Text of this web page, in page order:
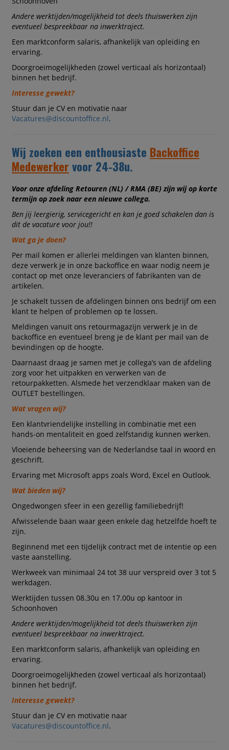
Andere werktijden/mogelijkheid tot deels thuiswerken zijn
eventueel bespreekbaar na inwerktraject.
Een marktconform salaris, afhankelijk van opleiding en
ervaring.
Doorgroeimogelijkheden (zowel verticaal als horizontaal)
binnen het bedrijf.
Interesse gewekt?
Stuur dan je CV en motivatie naar
Vacatures@discountoffice.nl.
Wij zoeken een enthousiaste Backoffice
Medewerker voor 24-38u.
Voor onze afdeling Retouren (NL) / RMA (BE) zijn wij op korte
termijn op zoek naar een nieuwe collega.
Ben jij leergierig, servicegericht en kan je goed schakelen dan is
dit de vacature voor jou!!
Wat ga je doen?
Per mail komen er allerlei meldingen van klanten binnen,
deze verwerk je in onze backoffice en waar nodig neem je
contact op met onze leveranciers of fabrikanten van de
artikelen.
Je schakelt tussen de afdelingen binnen ons bedrijf om een
klant te helpen of problemen op te lossen.
Meldingen vanuit ons retourmagazijn verwerk je in de
backoffice en eventueel breng je de klant per mail van de
bevindingen op de hoogte.
Daarnaast draag je samen met je collega’s van de afdeling
zorg voor het uitpakken en verwerken van de
retourpakketten. Alsmede het verzendklaar maken van de
OUTLET bestellingen.
Wat vragen wij?
Een klantvriendelijke instelling in combinatie met een
hands-on mentaliteit en goed zelfstandig kunnen werken.
Vloeiende beheersing van de Nederlandse taal in woord en
geschrift.
Ervaring met Microsoft apps zoals Word, Excel en Outlook.
Wat bieden wij?
Ongedwongen sfeer in een gezellig familiebedrijf!
Afwisselende baan waar geen enkele dag hetzelfde hoeft te
zijn.
Beginnend met een tijdelijk contract met de intentie op een
vaste aanstelling.
Werkweek van minimaal 24 tot 38 uur verspreid over 3 tot 5
werkdagen.
Werktijden tussen 08.30u en 17.00u op kantoor in
Schoonhoven
Andere werktijden/mogelijkheid tot deels thuiswerken zijn
eventueel bespreekbaar na inwerktraject.
Een marktconform salaris, afhankelijk van opleiding en
ervaring.
Doorgroeimogelijkheden (zowel verticaal als horizontaal)
binnen het bedrijf.
Interesse gewekt?
Stuur dan je CV en motivatie naar
Vacatures@discountoffice.nl.